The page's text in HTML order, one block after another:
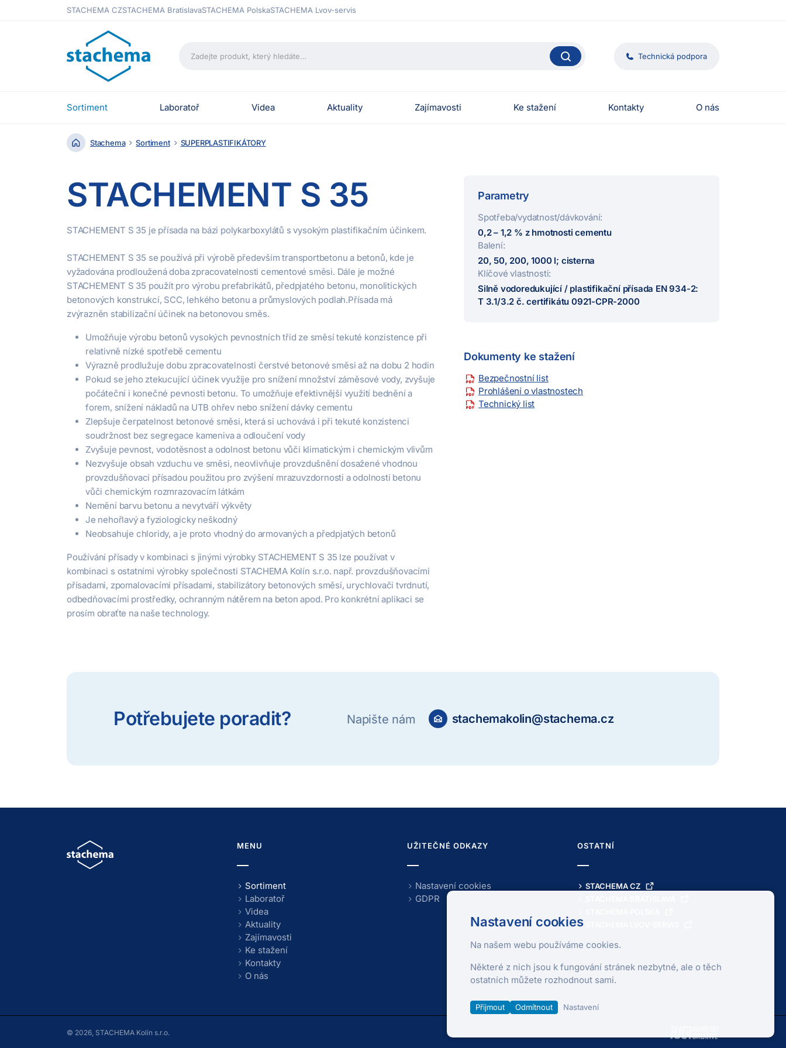
STACHEMA CZSTACHEMA BratislavaSTACHEMA PolskaSTACHEMA Lvov-servis
Technická podpora
Sortiment Laboratoř Videa Aktuality Zajímavosti Ke stažení Kontakty O nás
Stachema Sortiment SUPERPLASTIFIKÁTORY
STACHEMENT S 35
STACHEMENT S 35 je přísada na bázi polykarboxylátů s vysokým plastifikačním účinkem.
STACHEMENT S 35 se používá při výrobě především transportbetonu a betonů, kde je
vyžadována prodloužená doba zpracovatelnosti cementové směsi. Dále je možné
STACHEMENT S 35 použít pro výrobu prefabrikátů, předpjatého betonu, monolitických
betonových konstrukcí, SCC, lehkého betonu a průmyslových podlah.Přísada má
zvýrazněn stabilizační účinek na betonovou směs.
Umožňuje výrobu betonů vysokých pevnostních tříd ze směsí tekuté konzistence při
relativně nízké spotřebě cementu
Výrazně prodlužuje dobu zpracovatelnosti čerstvé betonové směsi až na dobu 2 hodin
Pokud se jeho ztekucující účinek využije pro snížení množství záměsové vody, zvyšuje
počáteční i konečné pevnosti betonu. To umožňuje efektivnější využití bednění a
forem, snížení nákladů na UTB ohřev nebo snížení dávky cementu
Zlepšuje čerpatelnost betonové směsi, která si uchovává i při tekuté konzistenci
soudržnost bez segregace kameniva a odloučení vody
Zvyšuje pevnost, vodotěsnost a odolnost betonu vůči klimatickým i chemickým vlivům
Nezvyšuje obsah vzduchu ve směsi, neovlivňuje provzdušnění dosažené vhodnou
provzdušňovací přísadou použitou pro zvýšení mrazuvzdornosti a odolnosti betonu
vůči chemickým rozmrazovacím látkám
Nemění barvu betonu a nevytváří výkvěty
Je nehořlavý a fyziologicky neškodný
Neobsahuje chloridy, a je proto vhodný do armovaných a předpjatých betonů
Používání přísady v kombinaci s jinými výrobky STACHEMENT S 35 lze používat v
kombinaci s ostatními výrobky společnosti STACHEMA Kolín s.r.o. např. provzdušňovacími
přísadami, zpomalovacími přísadami, stabilizátory betonových směsí, urychlovači tvrdnutí,
odbedňovacími prostředky, ochranným nátěrem na beton apod. Pro konkrétní aplikaci se
prosím obraťte na naše technology.
Parametry
Spotřeba/vydatnost/dávkování:
0,2 – 1,2 % z hmotnosti cementu
Balení:
20, 50, 200, 1000 l; cisterna
Klíčové vlastnosti:
Silně vodoredukující / plastifikační přísada EN 934-2:
T 3.1/3.2 č. certifikátu 0921-CPR-2000
Dokumenty ke stažení
Bezpečnostní list
Prohlášení o vlastnostech
Technický list
Potřebujete poradit? Napište nám stachemakolin@stachema.cz
MENU
Sortiment
Laboratoř
Videa
Aktuality
Zajímavosti
Ke stažení
Kontakty
O nás
UŽITEČNÉ ODKAZY
Nastavení cookies
GDPR
OSTATNÍ
STACHEMA CZ
© 2026, STACHEMA Kolín s.r.o.
Nastavení cookies
Na našem webu používáme cookies.
Některé z nich jsou k fungování stránek nezbytné, ale o těch
ostatních můžete rozhodnout sami.
Přijmout Odmítnout Nastavení